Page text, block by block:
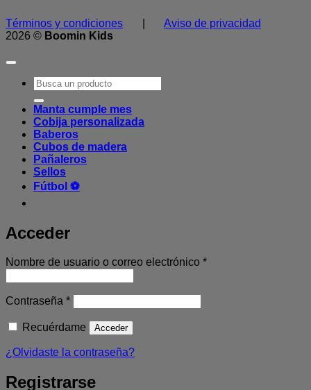
Términos y condiciones
Aviso de privacidad
2026 © Boomin Kids
Buscar
por:
Manta cumple mes
Cobija personalizada
Baberos
Cubos de madera
Pañaleros
Sellos
Fútbol ⚽
Acceder
Nombre de usuario o correo electrónico *Obligatorio
Contraseña *Obligatorio
Recuérdame Acceder
¿Olvidaste la contraseña?
Registrarse